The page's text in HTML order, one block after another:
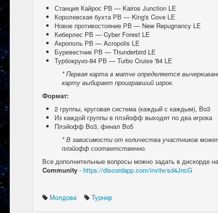
Станция Кайрос РВ — Kairos Junction LE
Королевская бухта РВ — King's Cove LE
Новое противостояние РВ — New Repugnancy LE
Киберлес РВ — Cyber Forest LE
Акрополь РВ — Acropolis LE
Буревестник РВ — Thunderbird LE
Турбокруиз-84 РВ — Turbo Cruise '84 LE
* Первая карта в матче определяется
карту выбирает проигравший игрок.
Формат:
2 группы, круговая система (каждый с каждым), Bo3
Из каждой группы в плэйофф выходят по два игрока
Плэйофф Bo3, финал Bo5
* В зависимости от количества участников
плэйофф соответственно.
Все дополнительные вопросы можно задать в дискорде
Community - https://discordapp.com/invite/sd4JncG
Молдова Турнир